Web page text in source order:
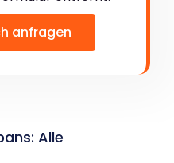
anfragen
Alle